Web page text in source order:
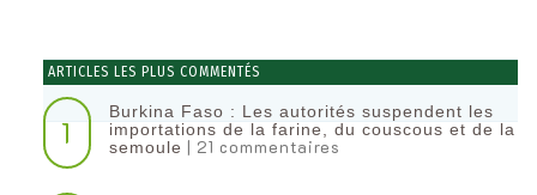
ARTICLES LES PLUS COMMENTÉS
1
Burkina Faso : Les autorités suspendent les
importations de la farine, du couscous et de la
semoule | 21 commentaires